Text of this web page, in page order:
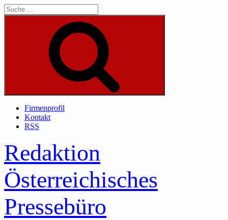
Skip
to
Suche
Firmenprofil
Kontakt
RSS
Redaktion
Österreichisches
Pressebüro